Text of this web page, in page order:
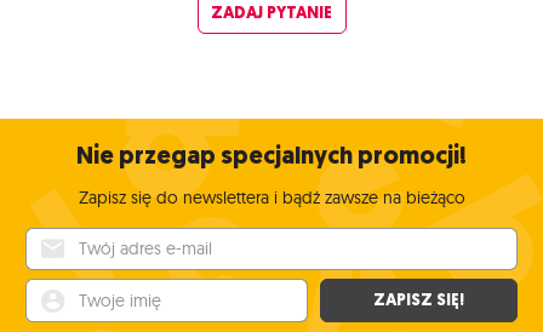
ZADAJ PYTANIE
Nie przegap specjalnych promocji!
Zapisz się do newslettera i bądź zawsze na bieżąco
ZAPISZ SIĘ!